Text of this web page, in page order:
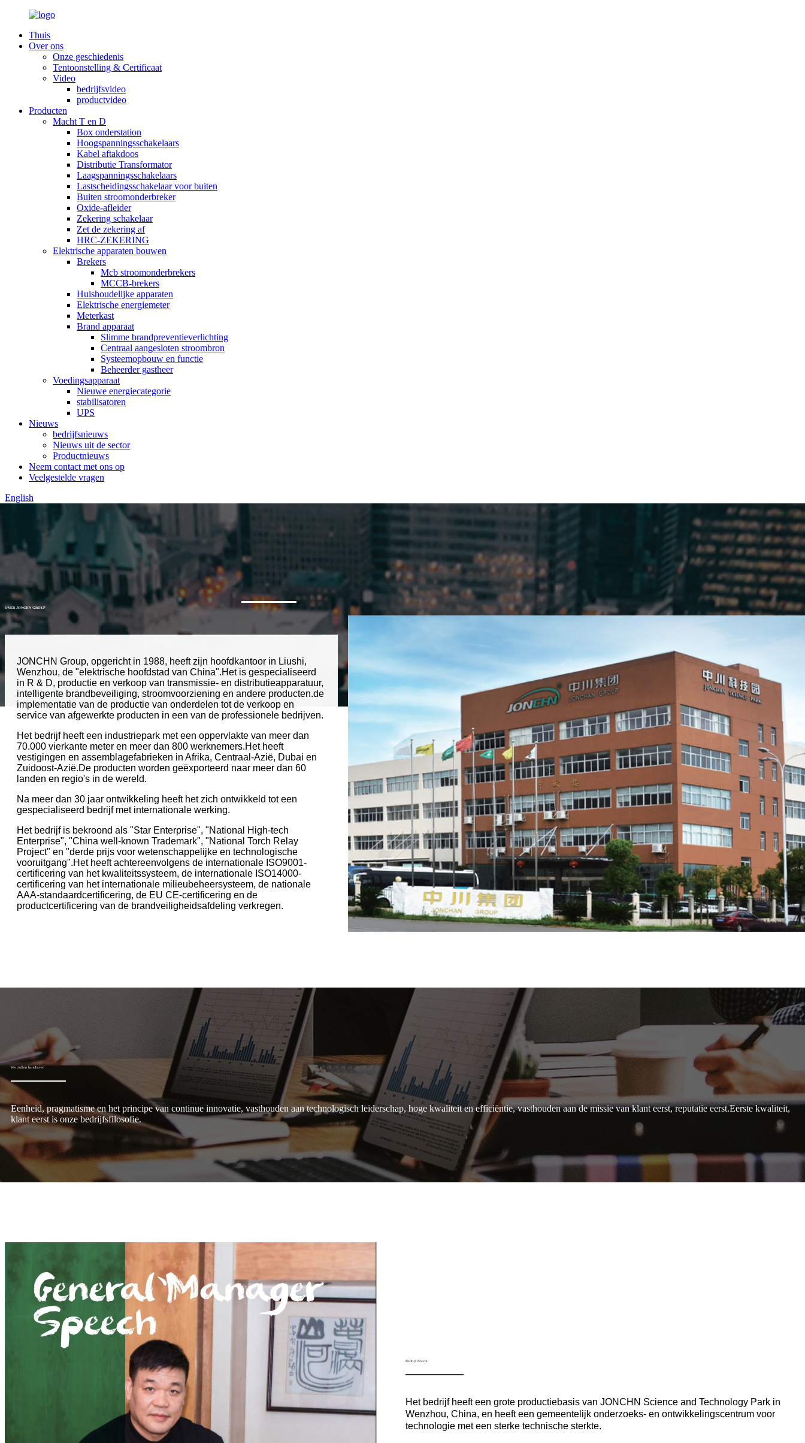
Thuis
Over ons
Onze geschiedenis
Tentoonstelling & Certificaat
Video
bedrijfsvideo
productvideo
Producten
Macht T en D
Box onderstation
Hoogspanningsschakelaars
Kabel aftakdoos
Distributie Transformator
Laagspanningsschakelaars
Lastscheidingsschakelaar voor buiten
Buiten stroomonderbreker
Oxide-afleider
Zekering schakelaar
Zet de zekering af
HRC-ZEKERING
Elektrische apparaten bouwen
Brekers
Mcb stroomonderbrekers
MCCB-brekers
Huishoudelijke apparaten
Elektrische energiemeter
Meterkast
Brand apparaat
Slimme brandpreventieverlichting
Centraal aangesloten stroombron
Systeemopbouw en functie
Beheerder gastheer
Voedingsapparaat
Nieuwe energiecategorie
stabilisatoren
UPS
Nieuws
bedrijfsnieuws
Nieuws uit de sector
Productnieuws
Neem contact met ons op
Veelgestelde vragen
English
OVER JONCHN GROEP
JONCHN Group, opgericht in 1988, heeft zijn hoofdkantoor in Liushi,
Wenzhou, de "elektrische hoofdstad van China".Het is gespecialiseerd
in R & D, productie en verkoop van transmissie- en distributieapparatuur,
intelligente brandbeveiliging, stroomvoorziening en andere producten.de
implementatie van de productie van onderdelen tot de verkoop en
service van afgewerkte producten in een van de professionele bedrijven.
Het bedrijf heeft een industriepark met een oppervlakte van meer dan
70.000 vierkante meter en meer dan 800 werknemers.Het heeft
vestigingen en assemblagefabrieken in Afrika, Centraal-Azië, Dubai en
Zuidoost-Azië.De producten worden geëxporteerd naar meer dan 60
landen en regio's in de wereld.
Na meer dan 30 jaar ontwikkeling heeft het zich ontwikkeld tot een
gespecialiseerd bedrijf met internationale werking.
Het bedrijf is bekroond als "Star Enterprise", "National High-tech
Enterprise", "China well-known Trademark", "National Torch Relay
Project" en "derde prijs voor wetenschappelijke en technologische
vooruitgang".Het heeft achtereenvolgens de internationale ISO9001-
certificering van het kwaliteitssysteem, de internationale ISO14000-
certificering van het internationale milieubeheersysteem, de nationale
AAA-standaardcertificering, de EU CE-certificering en de
productcertificering van de brandveiligheidsafdeling verkregen.
We zullen handhaven
Eenheid, pragmatisme en het principe van continue innovatie, vasthouden aan technologisch leiderschap, hoge kwaliteit en efficiëntie, vasthouden aan de missie van klant eerst, reputatie eerst.Eerste kwaliteit,
klant eerst is onze bedrijfsfilosofie.
Bedrijf Kracht
Het bedrijf heeft een grote productiebasis van JONCHN Science and Technology Park in
Wenzhou, China, en heeft een gemeentelijk onderzoeks- en ontwikkelingscentrum voor
technologie met een sterke technische sterkte.